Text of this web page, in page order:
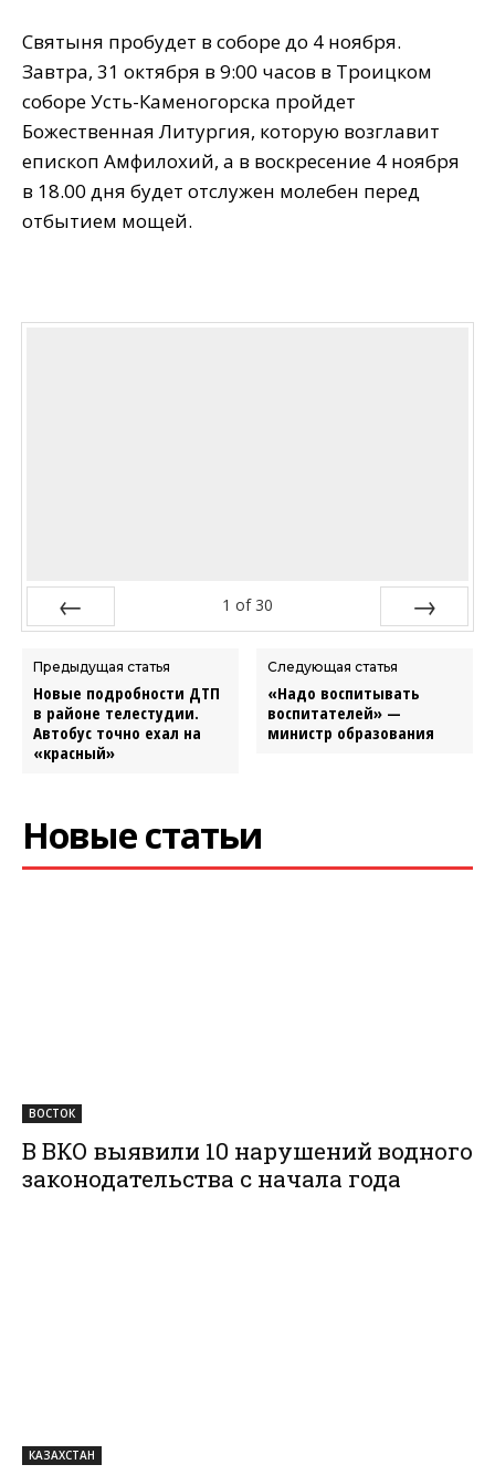
Святыня пробудет в соборе до 4 ноября.
Завтра, 31 октября в 9:00 часов в Троицком
соборе Усть-Каменогорска пройдет
Божественная Литургия, которую возглавит
епископ Амфилохий, а в воскресение 4 ноября
в 18.00 дня будет отслужен молебен перед
отбытием мощей.
1 of 30
Предыдущая статья
Новые подробности ДТП
в районе телестудии.
Автобус точно ехал на
«красный»
Следующая статья
«Надо воспитывать
воспитателей» —
министр образования
Новые статьи
ВОСТОК
В ВКО выявили 10 нарушений водного
законодательства с начала года
КАЗАХСТАН